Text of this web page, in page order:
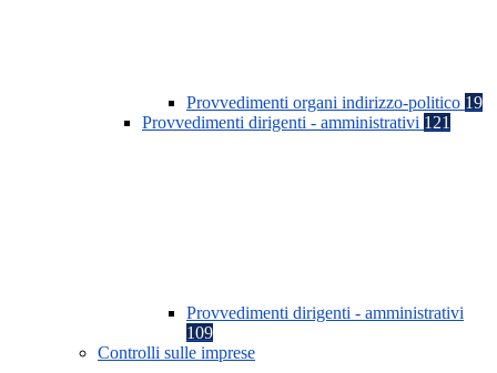
Provvedimenti organi indirizzo-politico 19
Provvedimenti dirigenti - amministrativi 121
Provvedimenti dirigenti - amministrativi
109
Controlli sulle imprese